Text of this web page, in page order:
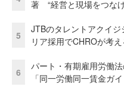
著 “経営と現場をつな
5
JTBのタレントアクイ
リア採用でCHROが考
6
パート・有期雇用労働
「同一労働同一賃金ガ